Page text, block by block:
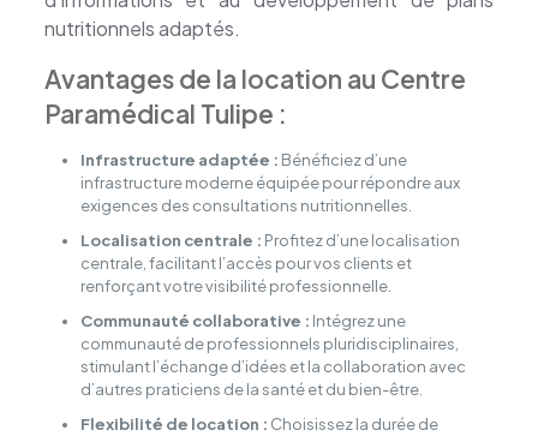
nutritionnels adaptés.
Avantages de la location au Centre
Paramédical Tulipe :
Infrastructure adaptée : Bénéficiez d’une
infrastructure moderne équipée pour répondre aux
exigences des consultations nutritionnelles.
Localisation centrale : Profitez d’une localisation
centrale, facilitant l’accès pour vos clients et
renforçant votre visibilité professionnelle.
Communauté collaborative : Intégrez une
communauté de professionnels pluridisciplinaires,
stimulant l’échange d’idées et la collaboration avec
d’autres praticiens de la santé et du bien-être.
Flexibilité de location : Choisissez la durée de